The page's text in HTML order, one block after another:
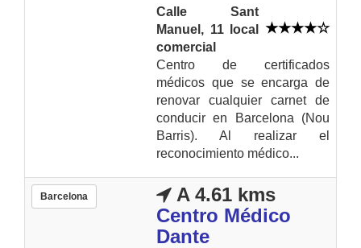
Calle Sant
Manuel, 11 local
comercial
Centro de certificados
médicos que se encarga de
renovar cualquier carnet de
conducir en Barcelona (Nou
Barris). Al realizar el
reconocimiento médico...
Barcelona
A 4.61 kms
Centro Médico
Dante